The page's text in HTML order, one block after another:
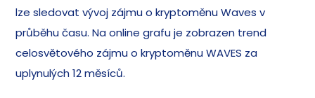
lze sledovat vývoj zájmu o kryptoměnu Waves v
průběhu času. Na online grafu je zobrazen trend
celosvětového zájmu o kryptoměnu WAVES za
uplynulých 12 měsíců.